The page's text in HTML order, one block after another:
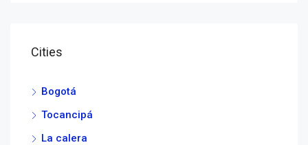
Cities
Bogotá
Tocancipá
La calera